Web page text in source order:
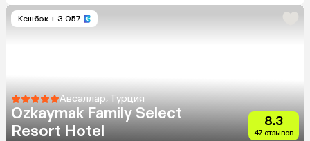
Кешбэк + 3 057
Авсаллар, Турция
Ozkaymak Family Select
Resort Hotel
8.3
47 отзывов